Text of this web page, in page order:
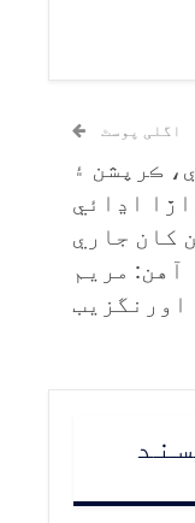
اگلی پوسٹ
ڪرپشن ۽
اڍائي
کان جاري
آهن: مريم
اورنگزيب